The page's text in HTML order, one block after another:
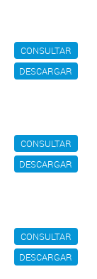
CONSULTAR
DESCARGAR
CONSULTAR
DESCARGAR
CONSULTAR
DESCARGAR